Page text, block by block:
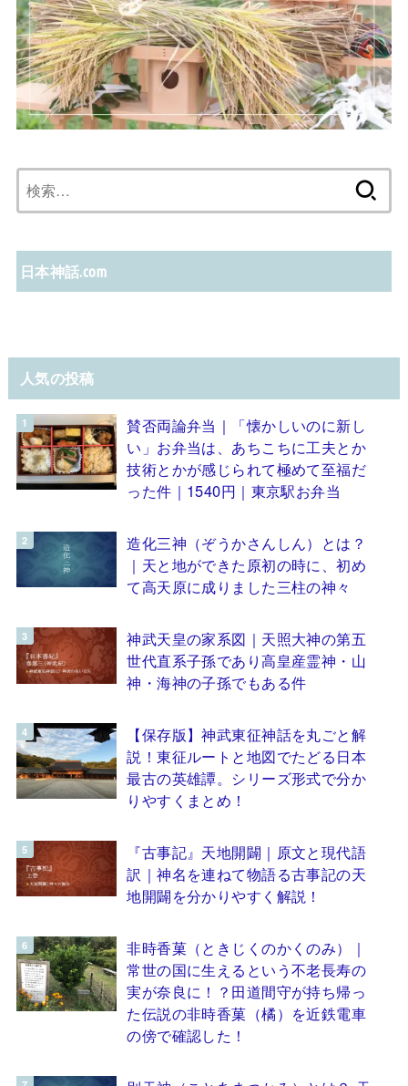
索:
日本神話.com
人気の投稿
賛否両論弁当｜「懐かしいのに新し
い」お弁当は、あちこちに工夫とか
技術とかが感じられて極めて至福だ
った件｜1540円｜東京駅お弁当
造化三神（ぞうかさんしん）とは？
｜天と地ができた原初の時に、初め
て高天原に成りました三柱の神々
神武天皇の家系図｜天照大神の第五
世代直系子孫であり高皇産霊神・山
神・海神の子孫でもある件
【保存版】神武東征神話を丸ごと解
説！東征ルートと地図でたどる日本
最古の英雄譚。シリーズ形式で分か
りやすくまとめ！
『古事記』天地開闢｜原文と現代語
訳｜神名を連ねて物語る古事記の天
地開闢を分かりやすく解説！
非時香菓（ときじくのかくのみ）｜
常世の国に生えるという不老長寿の
実が奈良に！？田道間守が持ち帰っ
た伝説の非時香菓（橘）を近鉄電車
の傍で確認した！